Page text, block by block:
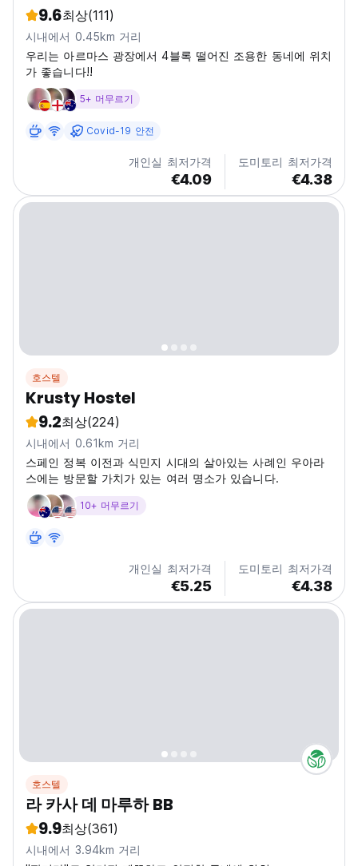
9.6최상(111)
시내에서 0.45km 거리
우리는 아르마스 광장에서 4블록 떨어진 조용한 동네에 위치
가 좋습니다!!
5+ 머무르기
Covid-19 안전
개인실 최저가격
€4.09
도미토리 최저가격
€4.38
호스텔
Krusty Hostel
9.2최상(224)
시내에서 0.61km 거리
스페인 정복 이전과 식민지 시대의 살아있는 사례인 우아라
스에는 방문할 가치가 있는 여러 명소가 있습니다.
10+ 머무르기
개인실 최저가격
€5.25
도미토리 최저가격
€4.38
호스텔
라 카사 데 마루하 BB
9.9최상(361)
시내에서 3.94km 거리